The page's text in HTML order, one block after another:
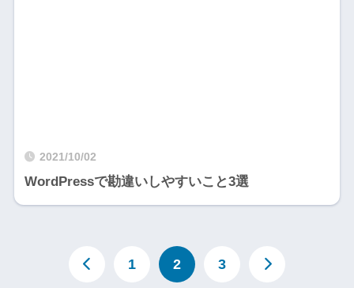
2021/10/02
WordPressで勘違いしやすいこと3選
1 2 3